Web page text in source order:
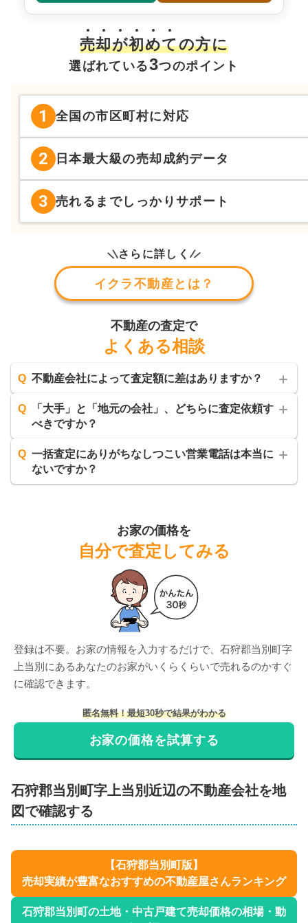
売却が初めての方に
選ばれている3つのポイント
1 全国の市区町村に対応
2 日本最大級の売却成約データ
3 売れるまでしっかりサポート
さらに詳しく
イクラ不動産とは？
不動産の査定で
よくある相談
Q 不動産会社によって査定額に差はありますか？
Q
「大手」と「地元の会社」、どちらに査定依頼す
べきですか？
Q 一括査定にありがちなしつこい営業電話は本当に
ないですか？
お家の価格を
自分で査定してみる
登録は不要。お家の情報を入力するだけで、 石狩郡当別町字
上当別 にあるあなたのお家がいくらくらいで売れるのかすぐ
に確認できます。
匿名無料！最短30秒で結果がわかる
お家の価格を試算する
石狩郡当別町字上当別近辺の不動産会社を地
図で確認する
【石狩郡当別町版】
売却実績が豊富なおすすめの不動産屋さんランキング
石狩郡当別町の土地・中古戸建て売却価格の相場・動